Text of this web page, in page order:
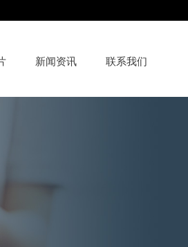
新闻资讯 联系我们